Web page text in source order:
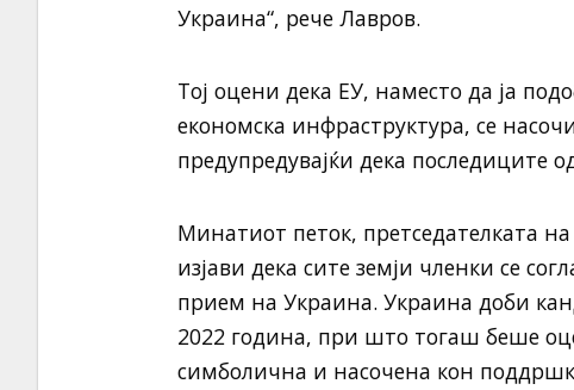
Украина“, рече Лавров.
Тој оцени дека ЕУ, наместо да ја
економска инфраструктура, се
предупредувајќи дека последиците
Минатиот петок, претседателката
изјави дека сите земји членки се
прием на Украина. Украина доби
2022 година, при што тогаш беше
симболична и насочена кон